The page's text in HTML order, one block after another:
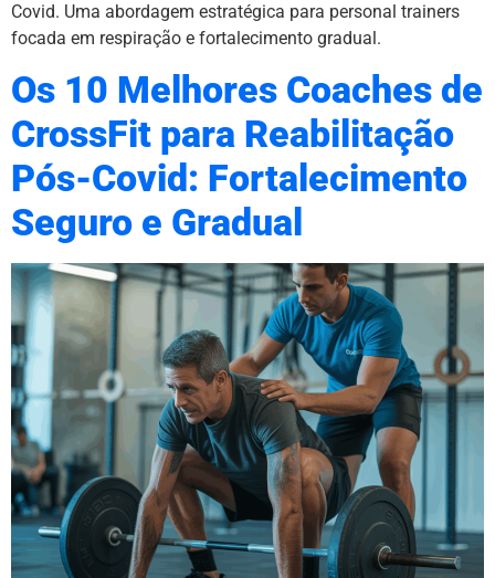
Covid. Uma abordagem estratégica para personal trainers
focada em respiração e fortalecimento gradual.
Os 10 Melhores Coaches de
CrossFit para Reabilitação
Pós-Covid: Fortalecimento
Seguro e Gradual